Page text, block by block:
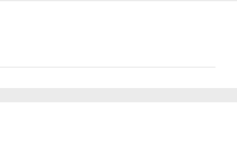
一个全新的头脑风暴
出的休闲益智游戏，